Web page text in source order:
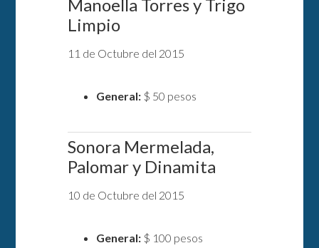
Manoella Torres y Trigo
Limpio
11 de Octubre del 2015
General: $ 50 pesos
Sonora Mermelada,
Palomar y Dinamita
10 de Octubre del 2015
General: $ 100 pesos